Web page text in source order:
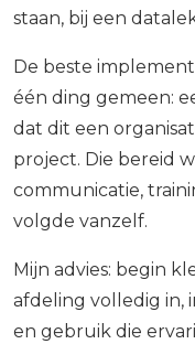
staan, bij een
De beste
één ding gemeen:
dat dit een
project. Die bereid
communicatie,
volgde vanzelf.
Mijn advies: begin
afdeling volledig in,
en gebruik die